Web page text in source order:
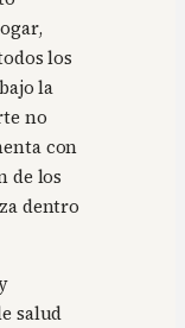
los
la
no
con
de los
dentro
salud